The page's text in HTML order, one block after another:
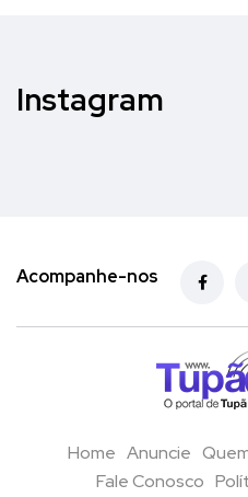
Instagram
Acompanhe-nos
Home Anuncie
Fale Conosco